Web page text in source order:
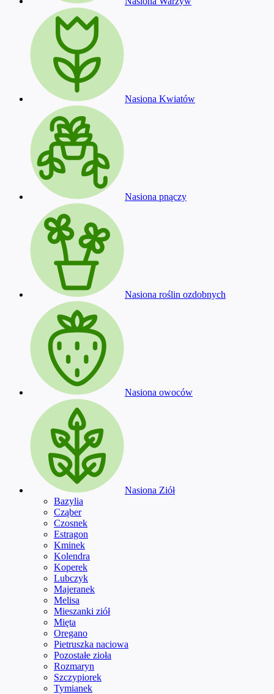
Nasiona Kwiatów
Nasiona pnączy
Nasiona roślin ozdobnych
Nasiona owoców
Nasiona Ziół
Bazylia
Cząber
Czosnek
Estragon
Kminek
Kolendra
Koperek
Lubczyk
Majeranek
Melisa
Mieszanki ziół
Mięta
Oregano
Pietruszka naciowa
Pozostałe zioła
Rozmaryn
Szczypiorek
Tymianek